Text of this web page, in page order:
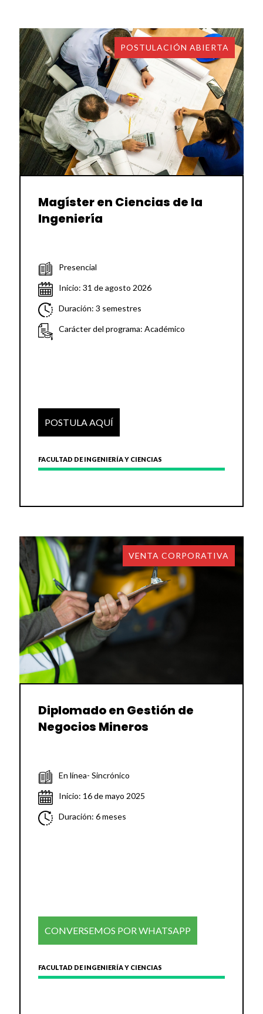
POSTULACIÓN ABIERTA
Magíster en Ciencias de la
Ingeniería
Presencial
Inicio: 31 de agosto 2026
Duración: 3 semestres
Carácter del programa: Académico
POSTULA AQUÍ
FACULTAD DE INGENIERÍA Y CIENCIAS
VENTA CORPORATIVA
Diplomado en Gestión de
Negocios Mineros
En línea- Sincrónico
Inicio: 16 de mayo 2025
Duración: 6 meses
CONVERSEMOS POR WHATSAPP
FACULTAD DE INGENIERÍA Y CIENCIAS